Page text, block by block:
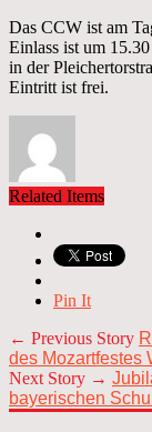
Das CCW ist am
Einlass ist um
in der
Eintritt ist frei.
Related Items
Pin It
← Previous Story
des Mozartfestes
Next Story →
bayerischen